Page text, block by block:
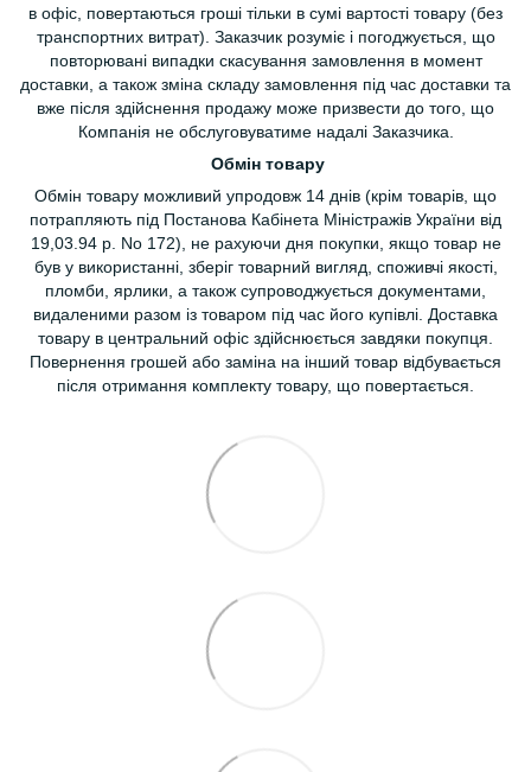
в офіс, повертаються гроші тільки в сумі вартості товару (без
транспортних витрат). Заказчик розуміє і погоджується, що
повторювані випадки скасування замовлення в момент
доставки, а також зміна складу замовлення під час доставки та
вже після здійснення продажу може призвести до того, що
Компанія не обслуговуватиме надалі Заказчика.
Обмін товару
Обмін товару можливий упродовж 14 днів (крім товарів, що
потрапляють під Постанова Кабінета Міністражів України від
19,03.94 р. No 172), не рахуючи дня покупки, якщо товар не
був у використанні, зберіг товарний вигляд, споживчі якості,
пломби, ярлики, а також супроводжується документами,
видаленими разом із товаром під час його купівлі. Доставка
товару в центральний офіс здійснюється завдяки покупця.
Повернення грошей або заміна на інший товар відбувається
після отримання комплекту товару, що повертається.